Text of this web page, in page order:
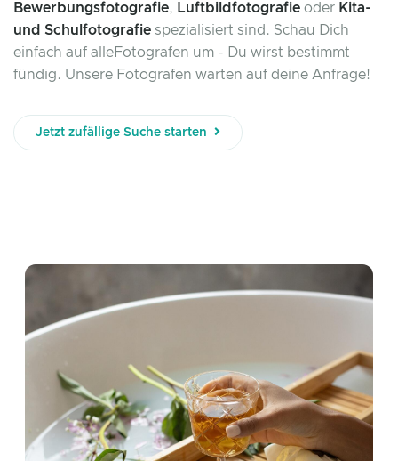
Bewerbungsfotografie, Luftbildfotografie oder Kita-
und Schulfotografie spezialisiert sind. Schau Dich
einfach auf alleFotografen um - Du wirst bestimmt
fündig. Unsere Fotografen warten auf deine Anfrage!
Jetzt zufällige Suche starten